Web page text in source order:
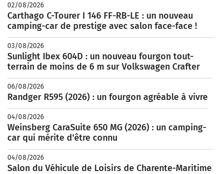
02/08/2026
Carthago C-Tourer I 146 FF-RB-LE : un nouveau
camping-car de prestige avec salon face-face !
03/08/2026
Sunlight Ibex 604D : un nouveau fourgon tout-
terrain de moins de 6 m sur Volkswagen Crafter
06/08/2026
Randger R595 (2026) : un fourgon agréable à vivre
04/08/2026
Weinsberg CaraSuite 650 MG (2026) : un camping-
car qui mérite d'être connu
04/08/2026
Salon du Véhicule de Loisirs de Charente-Maritime